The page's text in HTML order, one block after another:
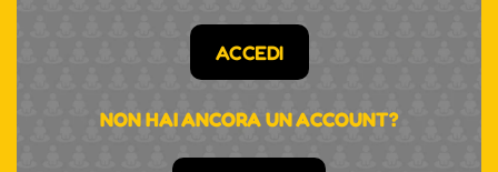
ACCEDI
NON HAI ANCORA UN ACCOUNT?